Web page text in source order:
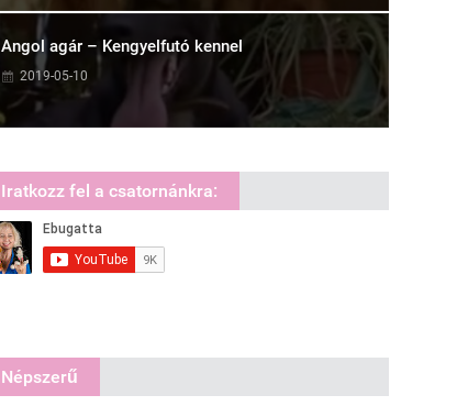
Angol agár – Kengyelfutó kennel
2019-05-10
Iratkozz fel a csatornánkra:
Népszerű